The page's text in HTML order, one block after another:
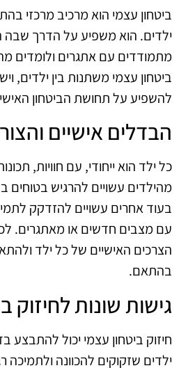
ביטחון עצמי הוא מרכיב מרכזי
ילדים. הוא משפיע על הדרך
מתמודדים עם אתגרים ולומדים
ביטחון עצמי משתנות בין ילדים,
להשפיע על תחושת הביטחון
הבדלים אישיים
כל ילד הוא ייחודי, עם חוויות,
מהילדים עשויים להרגיש
בעוד אחרים עשויים להזדקק
עם מצבים חדשים או מאתגרים.
הצרכים האישיים של כל ילד
בהתאם.
גישות שונות לחיזוק
חיזוק ביטחון עצמי יכול להתבצע
ילדים שזקוקים להכוונה ולתמיכה